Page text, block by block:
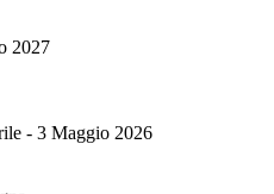
2027
- 3 Maggio 2026